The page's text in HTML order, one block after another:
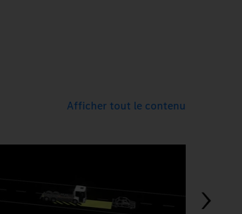
Afficher tout le contenu